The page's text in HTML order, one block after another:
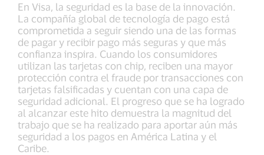
En Visa, la seguridad es la base de la innovación.
La compañía global de tecnología de pago está
comprometida a seguir siendo una de las formas
de pagar y recibir pago más seguras y que más
confianza inspira. Cuando los consumidores
utilizan las tarjetas con chip, reciben una mayor
protección contra el fraude por transacciones con
tarjetas falsificadas y cuentan con una capa de
seguridad adicional. El progreso que se ha logrado
al alcanzar este hito demuestra la magnitud del
trabajo que se ha realizado para aportar aún más
seguridad a los pagos en América Latina y el
Caribe.